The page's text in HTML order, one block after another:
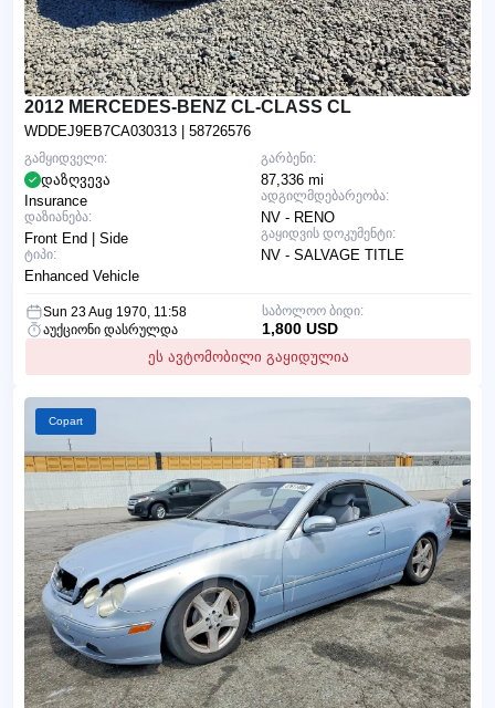
2012 MERCEDES-BENZ CL-CLASS CL
WDDEJ9EB7CA030313 | 58726576
გარბენი:
87,336 mi
ადგილმდებარეობა:
NV - RENO
გაყიდვის დოკუმენტი:
NV - SALVAGE TITLE
გამყიდველი:
დაზღვევა
Insurance
დაზიანება:
Front End | Side
ტიპი:
Enhanced Vehicle
Sun 23 Aug 1970, 11:58
აუქციონი დასრულდა
ეს ავტომობილი გაყიდულია
საბოლოო ბიდი:
1,800 USD
Copart